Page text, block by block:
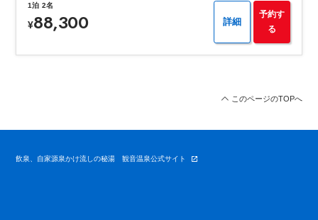
1泊 2名
¥88,300 詳細
予約す
る
このページのTOPへ
飲泉、自家源泉かけ流しの秘湯 観音温泉公式サイト